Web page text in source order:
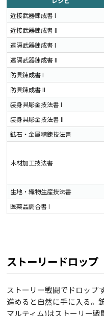
近接武器錬成書 I
近接武器錬成書 II
遠隔武器錬成書 I
遠隔武器錬成書 II
防具錬成書 I
防具錬成書 II
装身具彫金技法書 I
装身具彫金技法書 II
鉱石・金属精錬技法書
木材加工技法書
生地・織物生産技法書
医薬品調合書 I
ストーリードロップ
ストーリー戦闘でドロップ
進めると自然に手に入る。
マルティム)はストーリー